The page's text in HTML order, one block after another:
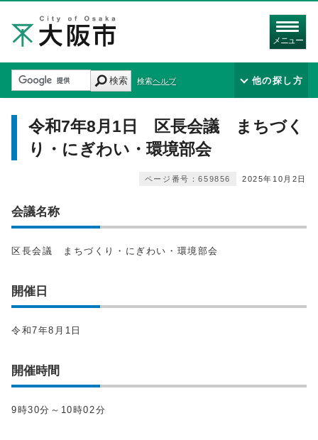
メニュー
検索 検索ヘルプ 他の探し方
令和7年8月1日 区長会議 まちづく
り・にぎわい・環境部会
2025年10月2日
ページ番号：659856
会議名称
区長会議 まちづくり・にぎわい・環境部会
開催日
令和7年8月1日
開催時間
9時30分～10時02分